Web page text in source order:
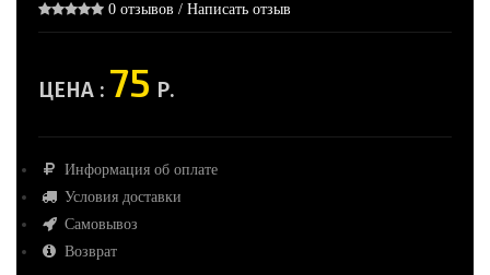
0 отзывов / Написать отзыв
ЦЕНА : 75 Р.
Информация об оплате
Условия доставки
Самовывоз
Возврат